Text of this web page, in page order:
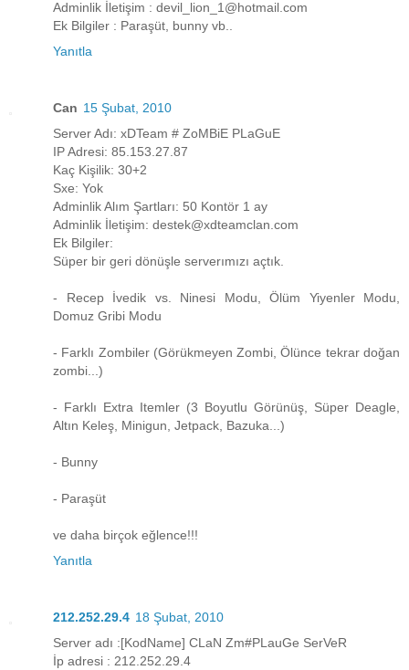
Adminlik İletişim : devil_lion_1@hotmail.com
Ek Bilgiler : Paraşüt, bunny vb..
Yanıtla
Can 15 Şubat, 2010
Server Adı: xDTeam # ZoMBiE PLaGuE
IP Adresi: 85.153.27.87
Kaç Kişilik: 30+2
Sxe: Yok
Adminlik Alım Şartları: 50 Kontör 1 ay
Adminlik İletişim: destek@xdteamclan.com
Ek Bilgiler:
Süper bir geri dönüşle serverımızı açtık.
- Recep İvedik vs. Ninesi Modu, Ölüm Yiyenler Modu,
Domuz Gribi Modu
- Farklı Zombiler (Görükmeyen Zombi, Ölünce tekrar doğan
zombi...)
- Farklı Extra Itemler (3 Boyutlu Görünüş, Süper Deagle,
Altın Keleş, Minigun, Jetpack, Bazuka...)
- Bunny
- Paraşüt
ve daha birçok eğlence!!!
Yanıtla
212.252.29.4 18 Şubat, 2010
Server adı :[KodName] CLaN Zm#PLauGe SerVeR
İp adresi : 212.252.29.4